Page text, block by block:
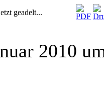
geadelt...
2010